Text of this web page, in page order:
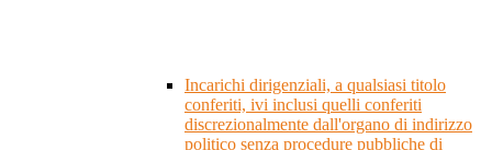
Incarichi dirigenziali, a qualsiasi titolo
conferiti, ivi inclusi quelli conferiti
discrezionalmente dall'organo di indirizzo
politico senza procedure pubbliche di